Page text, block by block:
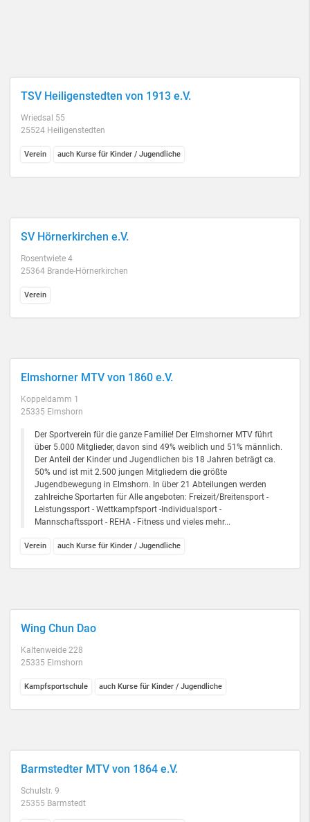
TSV Heiligenstedten von 1913 e.V.
Wriedsal 55
25524 Heiligenstedten
Verein auch Kurse für Kinder / Jugendliche
SV Hörnerkirchen e.V.
Rosentwiete 4
25364 Brande-Hörnerkirchen
Verein
Elmshorner MTV von 1860 e.V.
Koppeldamm 1
25335 Elmshorn
Der Sportverein für die ganze Familie! Der Elmshorner MTV führt
über 5.000 Mitglieder, davon sind 49% weiblich und 51% männlich.
Der Anteil der Kinder und Jugendlichen bis 18 Jahren beträgt ca.
50% und ist mit 2.500 jungen Mitgliedern die größte
Jugendbewegung in Elmshorn. In über 21 Abteilungen werden
zahlreiche Sportarten für Alle angeboten: Freizeit/Breitensport -
Leistungssport - Wettkampfsport -Individualsport -
Mannschaftssport - REHA - Fitness und vieles mehr...
Verein auch Kurse für Kinder / Jugendliche
Wing Chun Dao
Kaltenweide 228
25335 Elmshorn
Kampfsportschule auch Kurse für Kinder / Jugendliche
Barmstedter MTV von 1864 e.V.
Schulstr. 9
25355 Barmstedt